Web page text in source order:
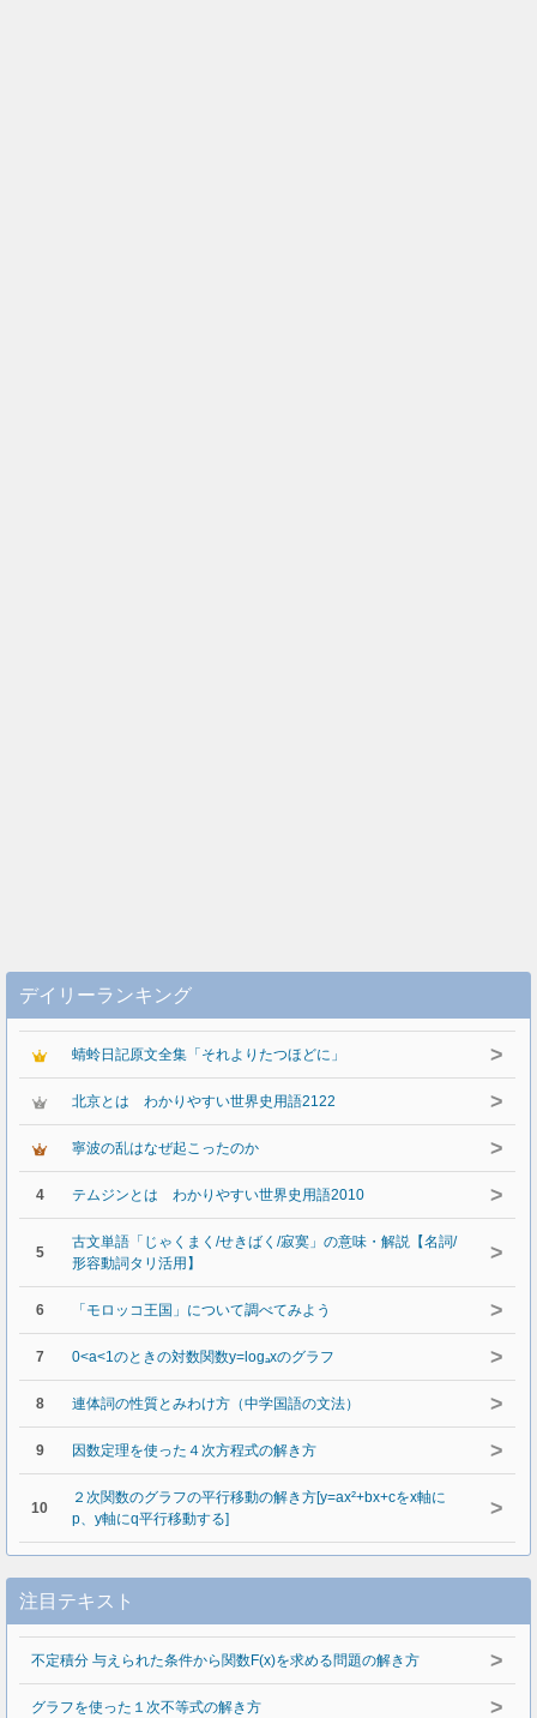
デイリーランキング
蜻蛉日記原文全集「それよりたつほどに」 >
北京とは わかりやすい世界史用語2122 >
寧波の乱はなぜ起こったのか >
4 テムジンとは わかりやすい世界史用語2010 >
5
古文単語「じゃくまく/せきばく/寂寞」の意味・解説【名詞/
形容動詞タリ活用】
>
6 「モロッコ王国」について調べてみよう >
7 0<a<1のときの対数関数y=logₐxのグラフ >
8 連体詞の性質とみわけ方（中学国語の文法） >
9 因数定理を使った４次方程式の解き方 >
10
２次関数のグラフの平行移動の解き方[y=ax²+bx+cをx軸に
p、y軸にq平行移動する]
>
注目テキスト
不定積分 与えられた条件から関数F(x)を求める問題の解き方 >
グラフを使った１次不等式の解き方 >